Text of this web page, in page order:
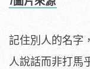
記住別人的名字
人說話而非打馬